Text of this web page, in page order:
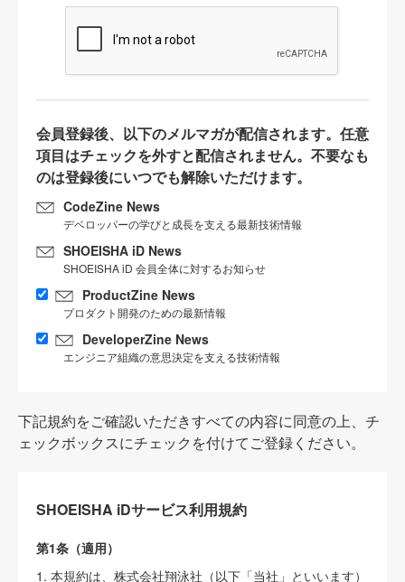
会員登録後、以下のメルマガが配信されます。任意
項目はチェックを外すと配信されません。不要なも
のは登録後にいつでも解除いただけます。
CodeZine News
デベロッパーの学びと成長を支える最新技術情報
SHOEISHA iD News
SHOEISHA iD 会員全体に対するお知らせ
ProductZine News
プロダクト開発のための最新情報
DeveloperZine News
エンジニア組織の意思決定を支える技術情報
下記規約をご確認いただきすべての内容に同意の上、チ
ェックボックスにチェックを付けてご登録ください。
SHOEISHA iDサービス利用規約
第1条（適用）
1. 本規約は、株式会社翔泳社（以下「当社」といいます）